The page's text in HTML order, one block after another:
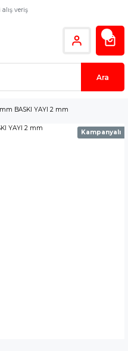
alış veriş
Ara
BASKI YAYI 2 mm
Kampanyalı